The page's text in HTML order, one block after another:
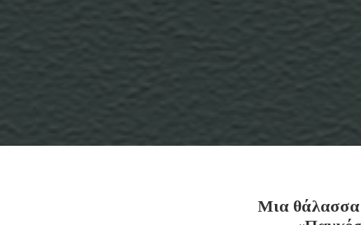
Μια θάλασσα